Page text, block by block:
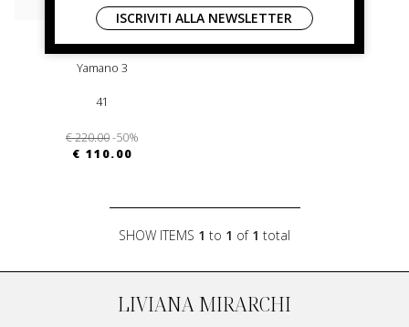
flower mountain
Yamano 3
41
€ 220.00-50%
€ 110.00
SHOW ITEMS 1 to 1 of 1 total
LIVIANA MIRARCHI
ISCRIVITI ALLA NEWSLETTER